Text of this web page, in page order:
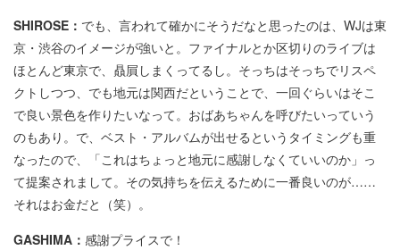
SHIROSE： でも、言われて確かにそうだなと思ったのは、WJは東
京・渋谷のイメージが強いと。ファイナルとか区切りのライブは
ほとんど東京で、贔屓しまくってるし。そっちはそっちでリスペ
クトしつつ、でも地元は関西だということで、一回ぐらいはそこ
で良い景色を作りたいなって。おばあちゃんを呼びたいっていう
のもあり。で、ベスト・アルバムが出せるというタイミングも重
なったので、「これはちょっと地元に感謝しなくていいのか」っ
て提案されまして。その気持ちを伝えるために一番良いのが……
それはお金だと（笑）。
GASHIMA： 感謝プライスで！